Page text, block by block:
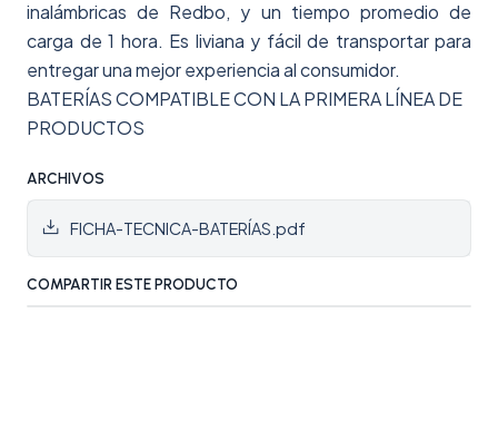
inalámbricas de Redbo, y un tiempo promedio de
carga de 1 hora. Es liviana y fácil de transportar para
entregar una mejor experiencia al consumidor.
BATERÍAS COMPATIBLE CON LA PRIMERA LÍNEA DE
PRODUCTOS
ARCHIVOS
FICHA-TECNICA-BATERÍAS.pdf
COMPARTIR ESTE PRODUCTO